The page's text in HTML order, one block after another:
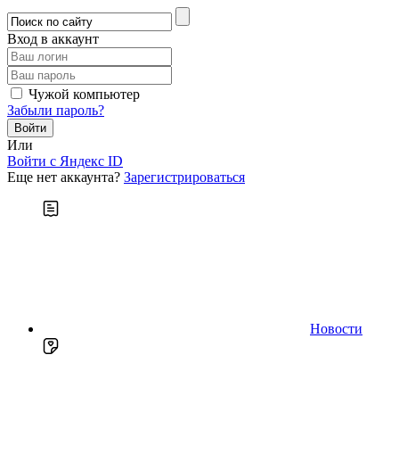
Вход в аккаунт
Чужой компьютер
Забыли пароль?
Или
Войти c Яндекс ID
Еще нет аккаунта? Зарегистрироваться
Новости